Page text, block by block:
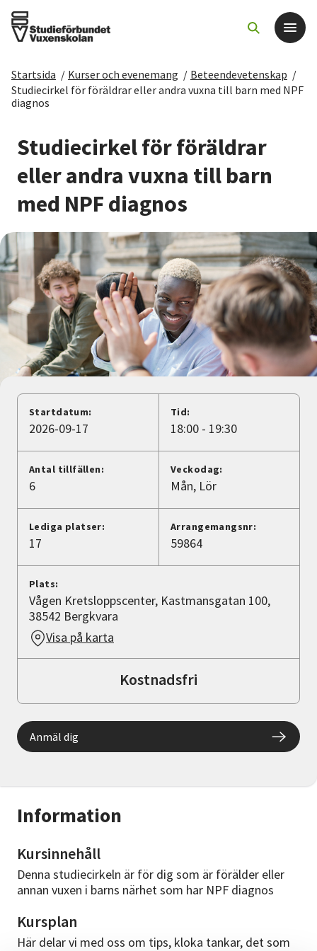
Det här gör vi
Sök kurser och evenemang
Om SV
Starta studiecirkel
Cirkelledare
Nyheter
Avdelningar
Lyssna
Startsida / Kurser och evenemang / Beteendevetenskap /
Studiecirkel för föräldrar eller andra vuxna till barn med NPF
diagnos
Studiecirkel för föräldrar
eller andra vuxna till barn
med NPF diagnos
Information
Kursinnehåll
Denna studiecirkeln är för dig som är förälder eller
annan vuxen i barns närhet som har NPF diagnos
Kursplan
Här delar vi med oss om tips, kloka tankar, det som
Startdatum:
2026-09-17
Tid:
18:00 - 19:30
Antal tillfällen:
6
Veckodag:
Mån Lör
Lediga platser:
17
Arrangemangsnr:
59864
Plats:
Vågen Kretsloppscenter, Kastmansgatan 100,
38542 Bergkvara
Visa på karta
Kostnadsfri
Anmäl dig